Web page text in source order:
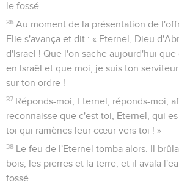
le fossé.
36 Au moment de la présentation de
Elie s'avança et dit : « Eternel, Dieu
d'Israël ! Que l'on sache aujourd'hui que
en Israël et que moi, je suis ton
sur ton ordre !
37 Réponds-moi, Eternel, réponds-moi,
reconnaisse que c'est toi, Eternel, qui
toi qui ramènes leur cœur vers toi ! »
38 Le feu de l'Eternel tomba alors. Il
bois, les pierres et la terre, et il avala
fossé.